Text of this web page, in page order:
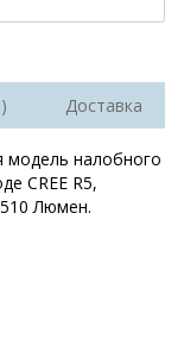
Доставка
модель налобного
CREE R5,
Люмен.